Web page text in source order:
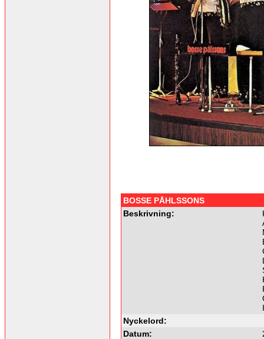
BOSSE PÅHLSSONS
Beskrivning:
Nyckelord:
Datum: